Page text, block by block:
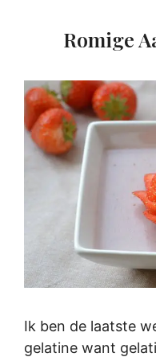
Romige
Ik ben de laatste
gelatine want